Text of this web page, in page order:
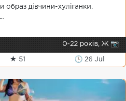
образ дівчини-хуліганки.
0-22 років, Ж 📷
★ 51 🕒 26 Jul